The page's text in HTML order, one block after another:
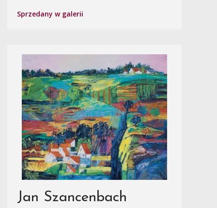
Sprzedany w galerii
Jan Szancenbach